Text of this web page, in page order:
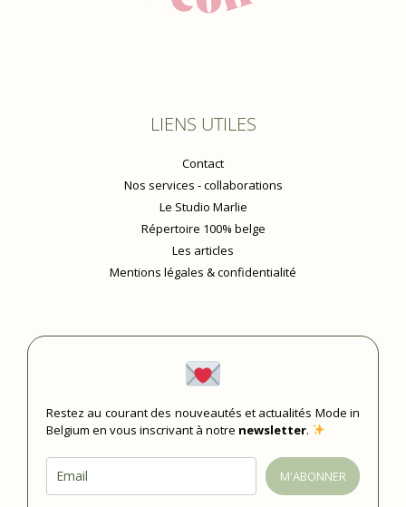
LIENS UTILES
Contact
Nos services - collaborations
Le Studio Marlie
Répertoire 100% belge
Les articles
Mentions légales & confidentialité
Restez au courant des nouveautés et actualités Mode in
Belgium en vous inscrivant à notre newsletter.
M'ABONNER